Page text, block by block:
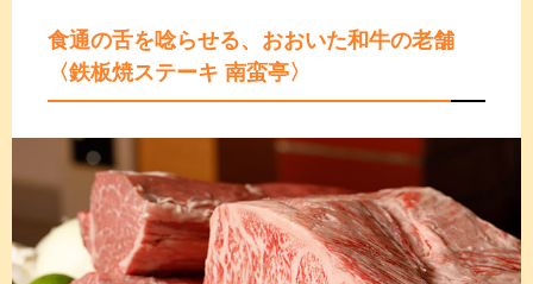
食通の舌を唸らせる、おおいた和牛の老舗
〈鉄板焼ステーキ 南蛮亭〉